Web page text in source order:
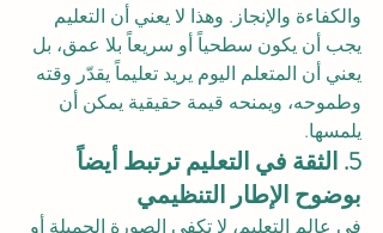
والكفاءة والإنجاز. وهذا لا يعني أن التعليم
يجب أن يكون سطحياً أو سريعاً بلا عمق، بل
يعني أن المتعلم اليوم يريد تعليماً يقدّر وقته
وطموحه، ويمنحه قيمة حقيقية يمكن أن
يلمسها.
5. الثقة في التعليم ترتبط أيضاً
بوضوح الإطار التنظيمي
في عالم التعليم، لا تكفي الصورة الجميلة أو